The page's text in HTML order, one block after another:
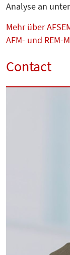
Analyse an
Mehr über
AFM- und REM-
Contact